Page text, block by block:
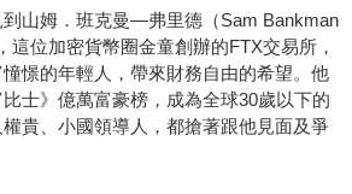
導之旅。除了在美國根據他的專長，
問市場專家，他還遠赴瑞士、義大
及菲律賓，採訪數百位幣圈賭徒、程
萬富豪，參加他們的奢華派對，跟著
柬埔寨黑幫人蛇集團大本營，後來這
山姆．班克曼—弗里德（Sam Bankman
這位加密貨幣圈金童創辦的FTX交易所，
憬的年輕人，帶來財務自由的希望。他
士》億萬富豪榜，成為全球30歲以下的
貴、小國領導人，都搶著跟他見面及爭